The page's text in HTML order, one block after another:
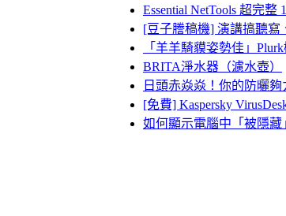
Essential NetTools 超完
[豆子謄稿機] 演講搞聽寫
「羊羊騎貘姿勢佳」
BRITA淨水器（濾水壺）
日頭赤焱焱！你的防曬
[免費] Kaspersky
如何顯示電腦中「被隱藏